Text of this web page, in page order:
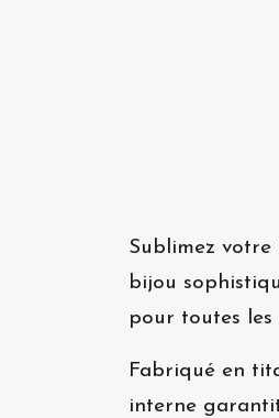
Sublimez
bijou
pour toutes les
Fabriqué en
interne